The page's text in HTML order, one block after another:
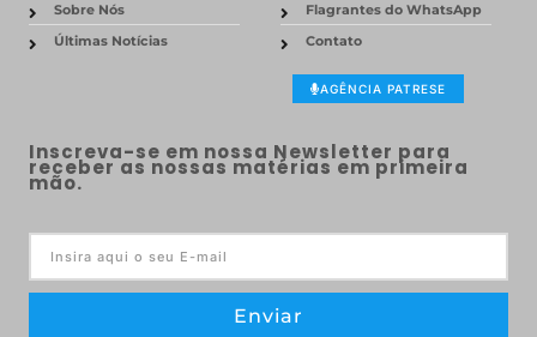
Sobre Nós
Últimas Notícias
Flagrantes do WhatsApp
Contato
AGÊNCIA PATRESE
Inscreva-se em nossa Newsletter para
receber as nossas matérias em primeira
mão.
Enviar